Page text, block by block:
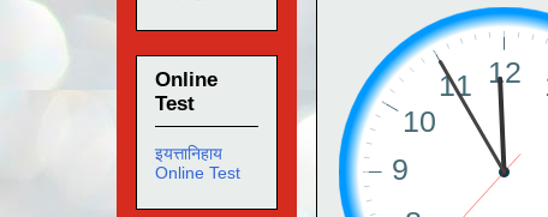
Online
Test
इयत्तानिहाय
Online Test